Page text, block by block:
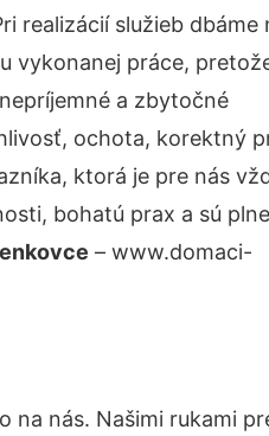
realizácií služieb dbáme
vykonanej práce,
a zbytočné
ochota, korektný
ktorá je pre nás
bohatú prax a sú
– www.domaci-
na nás. Našimi rukami